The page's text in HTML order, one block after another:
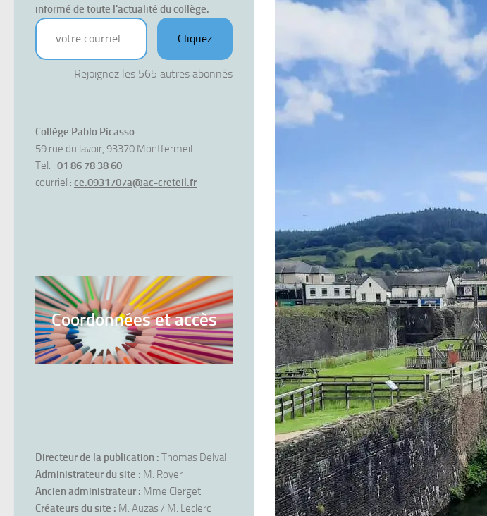
informé de toute l'actualité du collège.
votre courriel
Cliquez
Rejoignez les 565 autres abonnés
Collège Pablo Picasso
59 rue du lavoir, 93370 Montfermeil
Tel. : 01 86 78 38 60
courriel : ce.0931707a@ac-creteil.fr
Coordonnées et accès
Directeur de la publication : Thomas Delval
Administrateur du site : M. Royer
Ancien administrateur : Mme Clerget
Créateurs du site : M. Auzas / M. Leclerc